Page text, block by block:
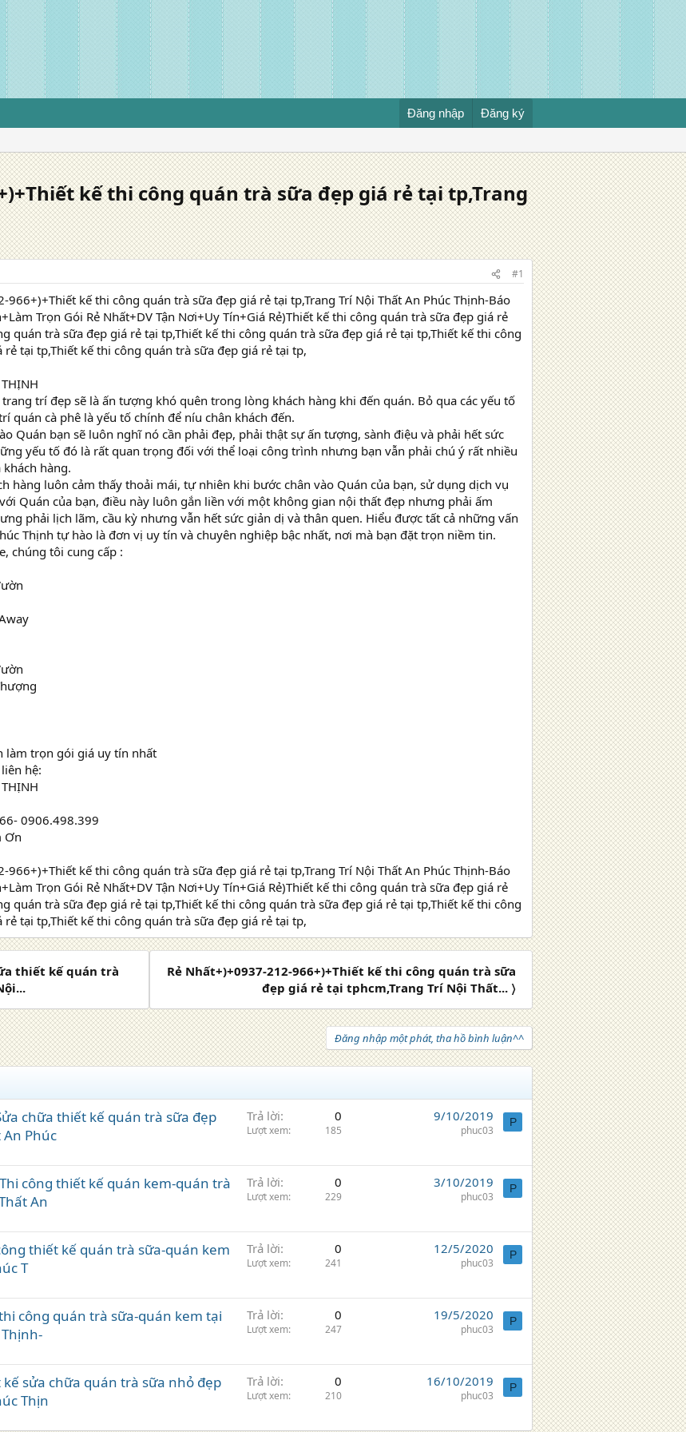
Đăng nhập Đăng ký
kế thi công quán trà sữa đẹp giá rẻ tại tp,Trang
#1
966+)+Thiết kế thi công quán trà sữa đẹp giá rẻ tại tp,Trang Trí Nội Thất An Phúc Thịnh-Báo
Trọn Gói Rẻ Nhất+DV Tận Nơi+Uy Tín+Giá Rẻ)Thiết kế thi công quán trà sữa đẹp giá rẻ
quán trà sữa đẹp giá rẻ tại tp,Thiết kế thi công quán trà sữa đẹp giá rẻ tại tp,Thiết kế thi công
rẻ tại tp,Thiết kế thi công quán trà sữa đẹp giá rẻ tại tp,
trí đẹp sẽ là ấn tượng khó quên trong lòng khách hàng khi đến quán. Bỏ qua các yếu tố
quán cà phê là yếu tố chính để níu chân khách đến.
Quán bạn sẽ luôn nghĩ nó cần phải đẹp, phải thật sự ấn tượng, sành điệu và phải hết sức
yếu tố đó là rất quan trọng đối với thể loại công trình nhưng bạn vẫn phải chú ý rất nhiều
hàng.
hàng luôn cảm thấy thoải mái, tự nhiên khi bước chân vào Quán của bạn, sử dụng dịch vụ
Quán của bạn, điều này luôn gắn liền với một không gian nội thất đẹp nhưng phải ấm
phải lịch lãm, cầu kỳ nhưng vẫn hết sức giản dị và thân quen. Hiểu được tất cả những vấn
Thịnh tự hào là đơn vị uy tín và chuyên nghiệp bậc nhất, nơi mà bạn đặt trọn niềm tin.
chúng tôi cung cấp :
làm trọn gói giá uy tín nhất
hệ:
0906.498.399
Ơn
966+)+Thiết kế thi công quán trà sữa đẹp giá rẻ tại tp,Trang Trí Nội Thất An Phúc Thịnh-Báo
Trọn Gói Rẻ Nhất+DV Tận Nơi+Uy Tín+Giá Rẻ)Thiết kế thi công quán trà sữa đẹp giá rẻ
quán trà sữa đẹp giá rẻ tại tp,Thiết kế thi công quán trà sữa đẹp giá rẻ tại tp,Thiết kế thi công
rẻ tại tp,Thiết kế thi công quán trà sữa đẹp giá rẻ tại tp,
thiết kế quán trà
Rẻ Nhất+)+0937-212-966+)+Thiết kế thi công quán trà sữa
đẹp giá rẻ tại tphcm,Trang Trí Nội Thất... 〉
Đăng nhập một phát, tha hồ bình luận^^
chữa thiết kế quán trà sữa đẹp
An Phúc
Trả lời 0
Lượt xem 185
9/10/2019
phuc03
P
công thiết kế quán kem-quán trà
An
Trả lời 0
Lượt xem 229
3/10/2019
phuc03
P
thiết kế quán trà sữa-quán kem
T
Trả lời 0
Lượt xem 241
12/5/2020
phuc03
P
công quán trà sữa-quán kem tại
Trả lời 0
Lượt xem 247
19/5/2020
phuc03
P
kế sửa chữa quán trà sữa nhỏ đẹp
Thịn
Trả lời 0
Lượt xem 210
16/10/2019
phuc03
P